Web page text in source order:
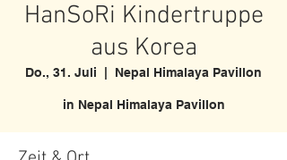
HanSoRi Kindertruppe
aus Korea
Do., 31. Juli Nepal Himalaya Pavillon
in Nepal Himalaya Pavillon